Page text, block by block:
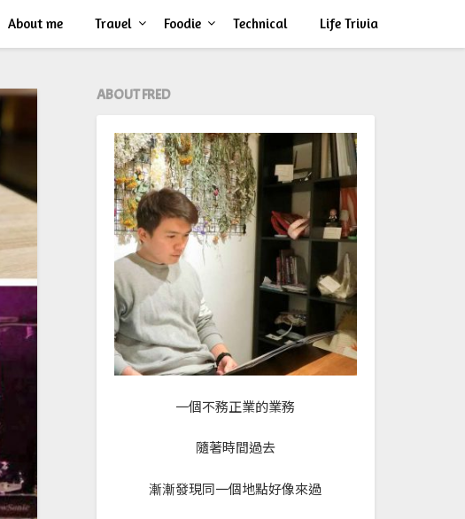
About me Travel Foodie Technical Life Trivia
ABOUT FRED
一個不務正業的業務
隨著時間過去
漸漸發現同一個地點好像來過